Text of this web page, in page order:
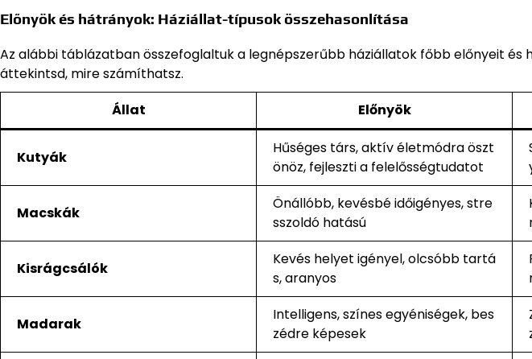
Előnyök és hátrányok: Háziállat-típusok összehasonlítása
Az alábbi táblázatban összefoglaltuk a legnépszerűbb háziállatok főbb előnyeit és
áttekintsd, mire számíthatsz.
Állat
Előnyök
Kutyák
Hűséges társ, aktív életmódra öszt
önöz, fejleszti a felelősségtudatot
Macskák
Önállóbb, kevésbé időigényes, stre
sszoldó hatású
Kisrágcsálók
Kevés helyet igényel, olcsóbb tartá
s, aranyos
Madarak
Intelligens, színes egyéniségek, bes
zédre képesek